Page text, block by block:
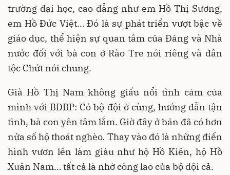
trường đại học, cao đẳng như em Hồ Thị Sương,
em Hồ Đức Việt… Đó là sự phát triển vượt bậc về
giáo dục, thể hiện sự quan tâm của Đảng và Nhà
nước đối với bà con ở Rào Tre nói riêng và dân
tộc Chứt nói chung.
Già Hồ Thị Nam không giấu nổi tình cảm của
mình với BĐBP: Có bộ đội ở cùng, hướng dẫn tận
tình, bà con yên tâm lắm. Giờ đây ở bản đã có hơn
nửa số hộ thoát nghèo. Thay vào đó là những điển
hình vươn lên làm giàu như hộ Hồ Kiên, hộ Hồ
Xuân Nam… tất cả là nhờ công lao của bộ đội cả.